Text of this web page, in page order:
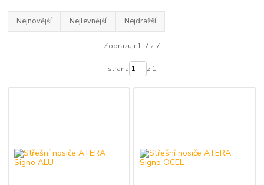
Nejnovější Nejlevnější Nejdražší
Zobrazuji 1-7 z 7
strana z 1